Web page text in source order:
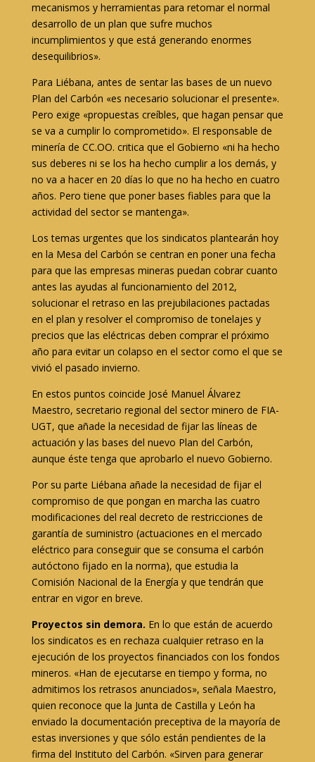
mecanismos y herramientas para retomar el normal
desarrollo de un plan que sufre muchos
incumplimientos y que está generando enormes
desequilibrios».
Para Liébana, antes de sentar las bases de un nuevo
Plan del Carbón «es necesario solucionar el presente».
Pero exige «propuestas creíbles, que hagan pensar que
se va a cumplir lo comprometido». El responsable de
minería de CC.OO. critica que el Gobierno «ni ha hecho
sus deberes ni se los ha hecho cumplir a los demás, y
no va a hacer en 20 días lo que no ha hecho en cuatro
años. Pero tiene que poner bases fiables para que la
actividad del sector se mantenga».
Los temas urgentes que los sindicatos plantearán hoy
en la Mesa del Carbón se centran en poner una fecha
para que las empresas mineras puedan cobrar cuanto
antes las ayudas al funcionamiento del 2012,
solucionar el retraso en las prejubilaciones pactadas
en el plan y resolver el compromiso de tonelajes y
precios que las eléctricas deben comprar el próximo
año para evitar un colapso en el sector como el que se
vivió el pasado invierno.
En estos puntos coincide José Manuel Álvarez
Maestro, secretario regional del sector minero de FIA-
UGT, que añade la necesidad de fijar las líneas de
actuación y las bases del nuevo Plan del Carbón,
aunque éste tenga que aprobarlo el nuevo Gobierno.
Por su parte Liébana añade la necesidad de fijar el
compromiso de que pongan en marcha las cuatro
modificaciones del real decreto de restricciones de
garantía de suministro (actuaciones en el mercado
eléctrico para conseguir que se consuma el carbón
autóctono fijado en la norma), que estudia la
Comisión Nacional de la Energía y que tendrán que
entrar en vigor en breve.
Proyectos sin demora. En lo que están de acuerdo
los sindicatos es en rechaza cualquier retraso en la
ejecución de los proyectos financiados con los fondos
mineros. «Han de ejecutarse en tiempo y forma, no
admitimos los retrasos anunciados», señala Maestro,
quien reconoce que la Junta de Castilla y León ha
enviado la documentación preceptiva de la mayoría de
estas inversiones y que sólo están pendientes de la
firma del Instituto del Carbón. «Sirven para generar